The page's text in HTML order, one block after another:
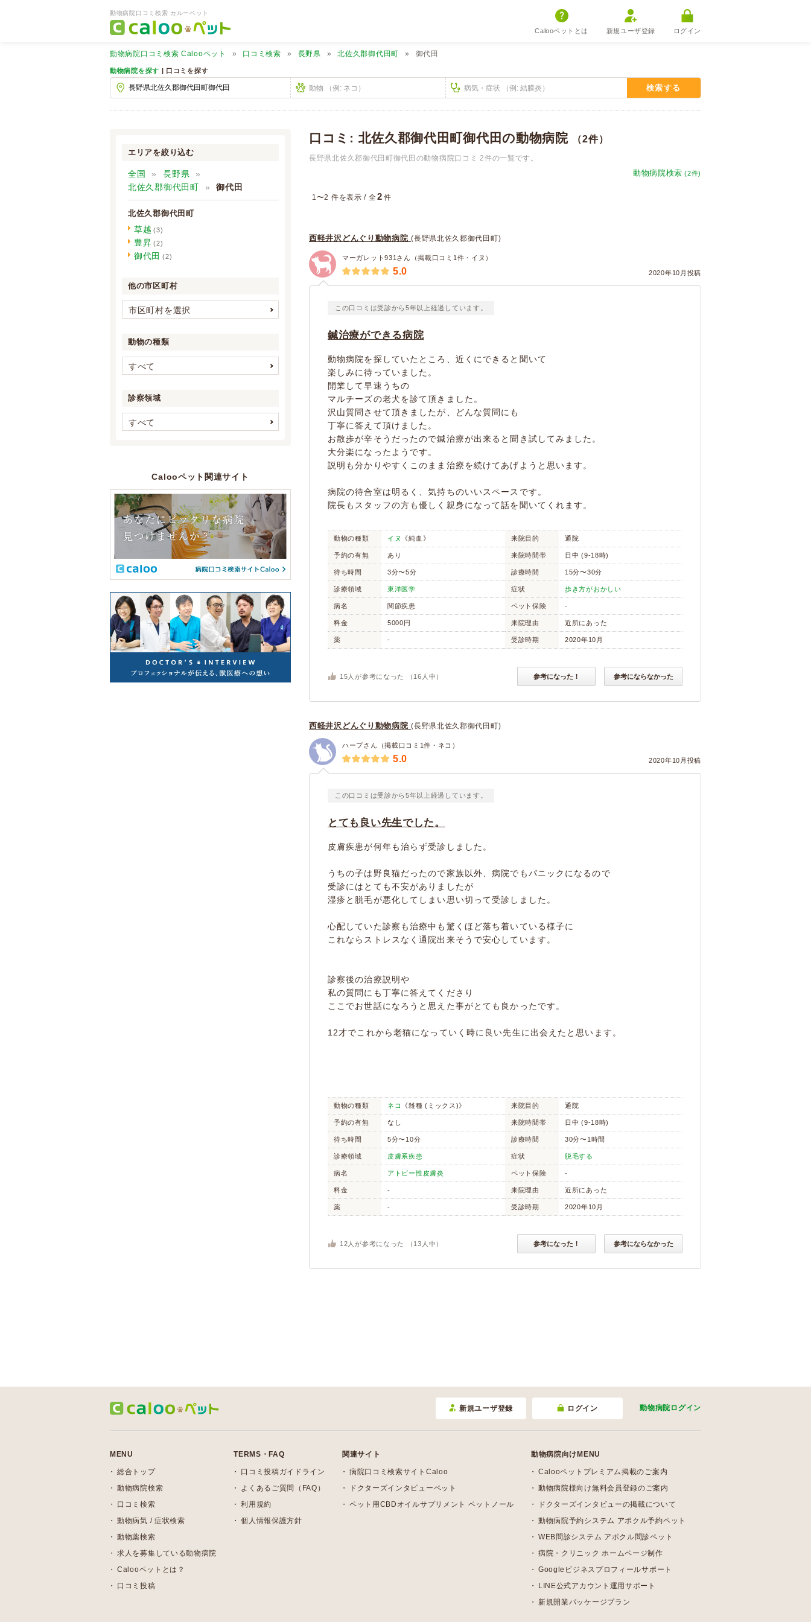
動物病院口コミ検索 カルーペット
Calooペットとは 新規ユーザ登録 ログイン
動物病院口コミ検索 Calooペット 口コミ検索 長野県 北佐久郡御代田町 御代田
動物病院を探す | 口コミを探す
検索する
口コミ: 北佐久郡御代田町御代田の動物病院 （2件）
長野県北佐久郡御代田町御代田の動物病院口コミ 2件の一覧です。
動物病院検索 (2件)
1〜2 件を表示 / 全2 件
西軽井沢どんぐり動物病院(長野県北佐久郡御代田町)
マーガレット931さん（掲載口コミ1件・イヌ）
2020年10月投稿
5.0
この口コミは受診から5年以上経過しています。
鍼治療ができる病院
動物病院を探していたところ、近くにできると聞いて
楽しみに待っていました。
開業して早速うちの
マルチーズの老犬を診て頂きました。
沢山質問させて頂きましたが、どんな質問にも
丁寧に答えて頂けました。
お散歩が辛そうだったので鍼治療が出来ると聞き試してみました。
大分楽になったようです。
説明も分かりやすくこのまま治療を続けてあげようと思います。
病院の待合室は明るく、気持ちのいいスペースです。
院長もスタッフの方も優しく親身になって話を聞いてくれます。
動物の種類 イヌ 《純血》 来院目的 通院
予約の有無 あり 来院時間帯 日中 (9-18時)
待ち時間 3分〜5分 診療時間 15分〜30分
診療領域 東洋医学 症状 歩き方がおかしい
病名 関節疾患 ペット保険 -
料金 5000円 来院理由 近所にあった
薬 - 受診時期 2020年10月
15 人が参考になった （ 16 人中） 参考になった！ 参考にならなかった
西軽井沢どんぐり動物病院(長野県北佐久郡御代田町)
ハープさん（掲載口コミ1件・ネコ）
2020年10月投稿
5.0
この口コミは受診から5年以上経過しています。
とても良い先生でした。
皮膚疾患が何年も治らず受診しました。
うちの子は野良猫だったので家族以外、病院でもパニックになるので
受診にはとても不安がありましたが
湿疹と脱毛が悪化してしまい思い切って受診しました。
心配していた診察も治療中も驚くほど落ち着いている様子に
これならストレスなく通院出来そうで安心しています。
診察後の治療説明や
私の質問にも丁寧に答えてくださり
ここでお世話になろうと思えた事がとても良かったです。
12才でこれから老猫になっていく時に良い先生に出会えたと思います。
動物の種類 ネコ 《雑種 (ミックス)》 来院目的 通院
予約の有無 なし 来院時間帯 日中 (9-18時)
待ち時間 5分〜10分 診療時間 30分〜1時間
診療領域 皮膚系疾患 症状 脱毛する
病名 アトピー性皮膚炎 ペット保険 -
料金 - 来院理由 近所にあった
薬 - 受診時期 2020年10月
12 人が参考になった （ 13 人中） 参考になった！ 参考にならなかった
エリアを絞り込む
全国
長野県
北佐久郡御代田町
御代田
北佐久郡御代田町
草越 (3)
豊昇 (2)
御代田 (2)
他の市区町村
市区町村を選択
上田市 岡谷市
飯田市 (9) 須坂市 (8)
小諸市 (14) 伊那市
駒ヶ根市
茅野市 (7) 塩尻市 (10)
佐久市 (18) 千曲市
東御市 (2) 安曇野市 (40)
南佐久郡佐久穂町 北佐久郡軽井沢町
上伊那郡辰野町 (1) 上伊那郡箕輪町 (11)
上伊那郡南箕輪村 (1) 上伊那郡宮田村 (6)
動物の種類
すべて
(1)
(0) (0)
(0) (0)
(0)
(0) (0)
フィンチ インコ/オウム
アヒル 鶏
ガチョウ カモ
カエル
サンショウウオ/イモ
リ
トカゲ/ヤモリ/カメレ
ヘビ (0)
ヤギ (0) 羊 (0)
診察領域
すべて
(0) (0)
皮膚系疾患 (1)
(0) (0)
(0)
東洋医学
Calooペット関連サイト
新規ユーザ登録 ログイン 動物病院 ログイン
MENU
総合トップ
動物病院検索
口コミ検索
動物病気 / 症状検索
動物薬検索
求人を募集している動物病院
Calooペットとは？
口コミ投稿
TERMS・FAQ
口コミ投稿ガイドライン
よくあるご質問（FAQ）
利用規約
個人情報保護方針
関連サイト
病院口コミ検索サイトCaloo
ドクターズインタビューペット
ペット用CBDオイルサプリメント ペットノール
動物病院向けMENU
Calooペットプレミアム掲載のご案内
動物病院様向け無料会員登録のご案内
ドクターズインタビューの掲載について
動物病院予約システム アポクル予約ペット
WEB問診システム アポクル問診ペット
病院・クリニック ホームページ制作
Googleビジネスプロフィールサポート
LINE公式アカウント運用サポート
新規開業パッケージプラン